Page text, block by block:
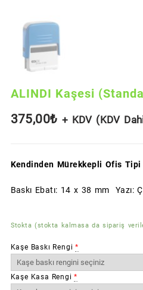
ALINDI Kaşesi
375,00₺ + KDV (KDV
Kendinden Mürekkepli Ofis
Baskı Ebatı: 14 x 38 mm Yazı:
Stokta (stokta kalmasa da sipariş
Kaşe Baskı Rengi *
Kaşe Kasa Rengi *